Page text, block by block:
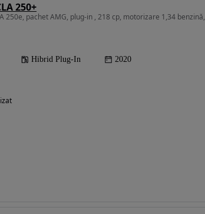
250+
250e, pachet AMG, plug-in , 218 cp, motorizare 1,34 benzină,
Hibrid Plug-In 2020